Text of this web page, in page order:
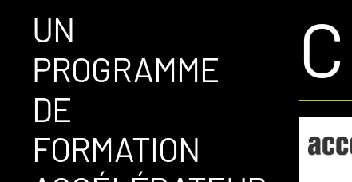
UN
PROGRAMME
DE
FORMATION
C